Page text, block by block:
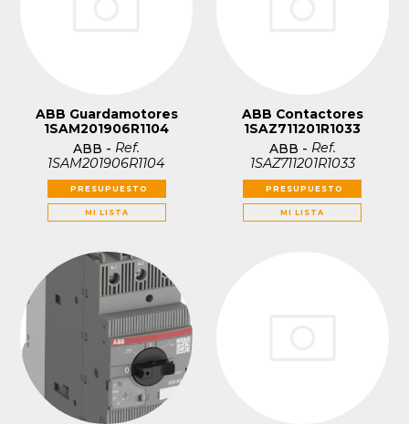
ABB Guardamotores
1SAM201906R1104
ABB - Ref.
1SAM201906R1104
PRESUPUESTO
MI LISTA
ABB Contactores
1SAZ711201R1033
ABB - Ref.
1SAZ711201R1033
PRESUPUESTO
MI LISTA